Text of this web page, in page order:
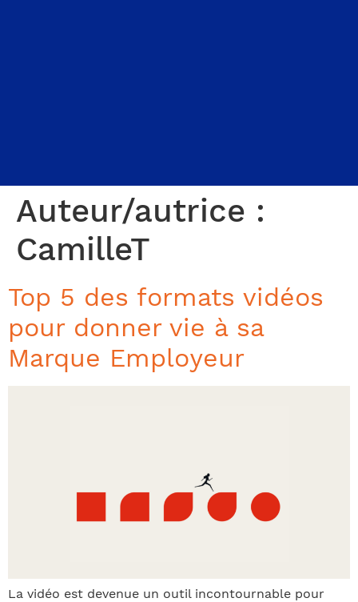
Auteur/autrice :
CamilleT
Top 5 des formats vidéos
pour donner vie à sa
Marque Employeur
La vidéo est devenue un outil incontournable pour